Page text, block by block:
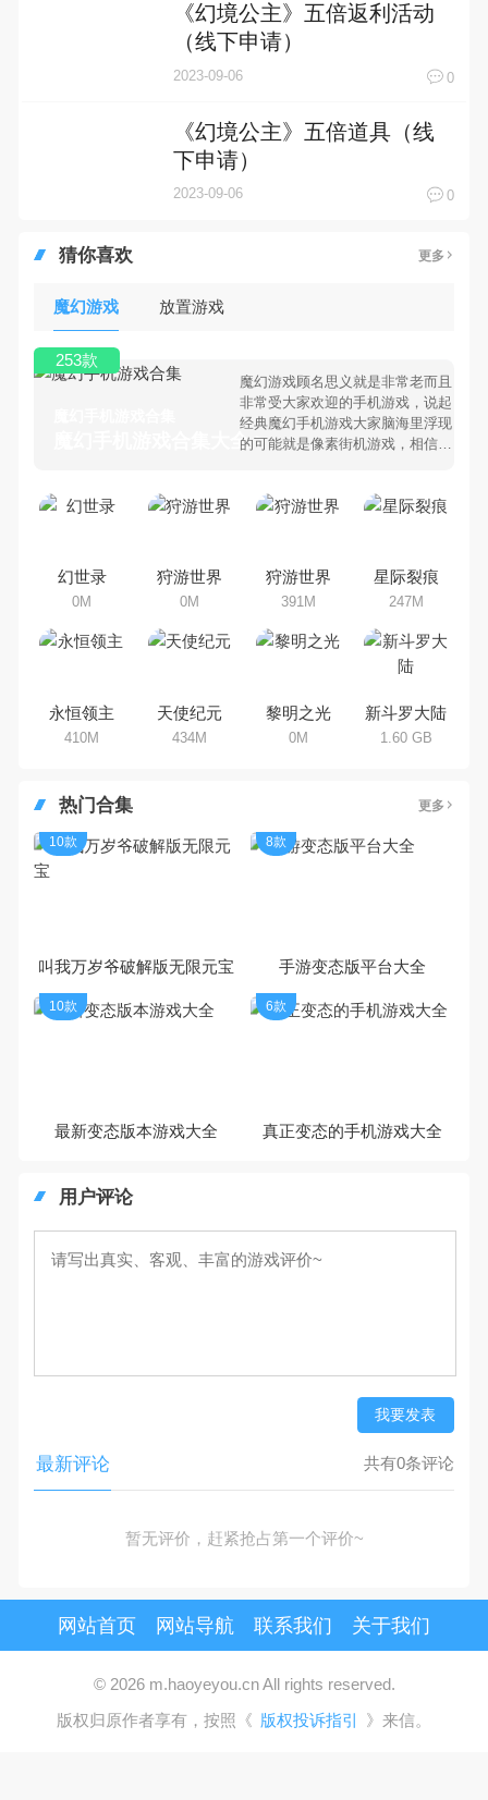
《幻境公主》五倍返利活动
（线下申请）
2023-09-06 0
《幻境公主》五倍道具（线
下申请）
2023-09-06 0
猜你喜欢 更多
魔幻游戏 放置游戏
魔幻手机游戏合集大全 >
魔幻游戏顾名思义就是非常老而且
非常受大家欢迎的手机游戏，说起
经典魔幻手机游戏大家脑海里浮现
的可能就是像素街机游戏，相信很
幻手机游戏有哪些呢？游戏今天，
集，欢迎大家前来选择下载体验
253款
幻世录
0M
狩游世界
0M
狩游世界
391M
星际裂痕
247M
永恒领主
410M
天使纪元
434M
黎明之光
0M
新斗罗大陆
1.60 GB
热门合集 更多
叫我万岁爷破解版无限元宝
10款
手游变态版平台大全
8款
最新变态版本游戏大全
10款
真正变态的手机游戏大全
6款
用户评论
我要发表
最新评论 共有0条评论
暂无评价，赶紧抢占第一个评价~
网站首页 网站导航 联系我们 关于我们
© 2026 m.haoyeyou.cn All rights reserved.
版权归原作者享有，按照《 版权投诉指引 》来信。